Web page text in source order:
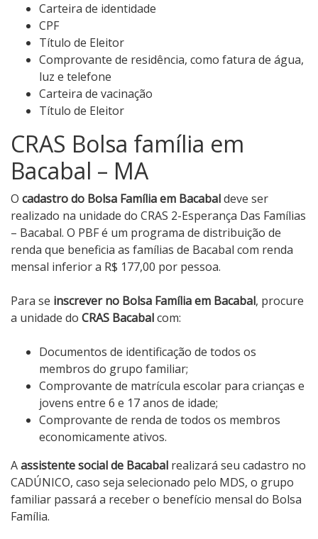
Carteira de identidade
CPF
Título de Eleitor
Comprovante de residência, como fatura de água,
luz e telefone
Carteira de vacinação
Título de Eleitor
CRAS Bolsa família em
Bacabal – MA
O cadastro do Bolsa Família em Bacabaldeve ser
realizado na unidade do CRAS 2-Esperança Das Famílias
– Bacabal. O PBF é um programa de distribuição de
renda que beneficia as famílias de Bacabal com renda
mensal inferior a R$ 177,00 por pessoa.
Para se inscrever no Bolsa Família em Bacabal, procure
a unidade do CRAS Bacabalcom:
Documentos de identificação de todos os
membros do grupo familiar;
Comprovante de matrícula escolar para crianças e
jovens entre 6 e 17 anos de idade;
Comprovante de renda de todos os membros
economicamente ativos.
Aassistente social de Bacabal realizará seu cadastro no
CADÚNICO, caso seja selecionado pelo MDS, o grupo
familiar passará a receber o benefício mensal do Bolsa
Família.